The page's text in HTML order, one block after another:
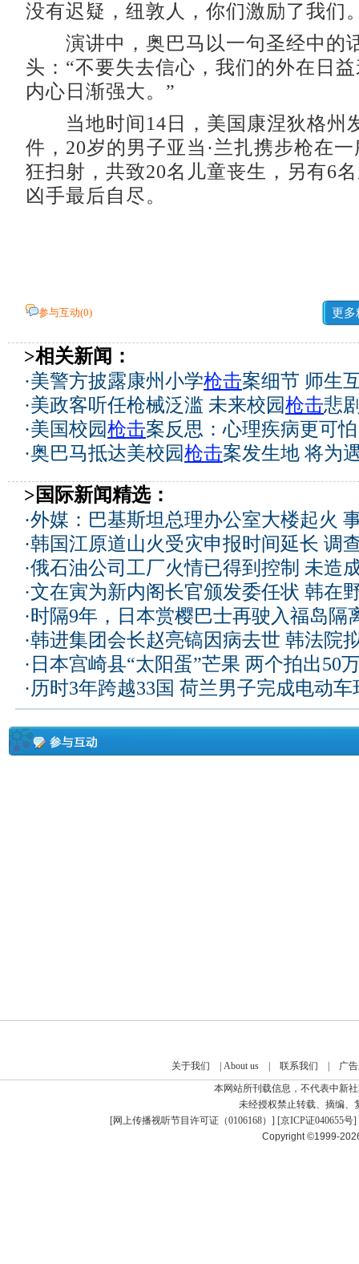
没有迟疑，纽敦人，你们激励了我们
演讲中，奥巴马以一句圣经中的
头：“不要失去信心，我们的外在日
内心日渐强大。”
当地时间14日，美国康涅狄格州
件，20岁的男子亚当·兰扎携步枪在
狂扫射，共致20名儿童丧生，另有6
凶手最后自尽。
参与互动(0) 更多
>相关新闻：
·美警方披露康州小学枪击案细节 师生
·美政客听任枪械泛滥 未来校园枪击悲
·美国校园枪击案反思：心理疾病更可怕
·奥巴马抵达美校园枪击案发生地 将为
>国际新闻精选：
·外媒：巴基斯坦总理办公室大楼起火
·韩国江原道山火受灾申报时间延长 调
·俄石油公司工厂火情已得到控制 未造
·文在寅为新内阁长官颁发委任状 韩在
·时隔9年，日本赏樱巴士再驶入福岛隔
·韩进集团会长赵亮镐因病去世 韩法院
· 日本宫崎县“太阳蛋”芒果 两个拍出50
·历时3年跨越33国 荷兰男子完成电动车
关于我们 About us| 联系我们
广
本网站所刊载信息，不代表中新
未经授权禁止转载、摘编、
[网上传播视听节目许可证（0106168） ] [京ICP证040655号]
Copyright ©1999-